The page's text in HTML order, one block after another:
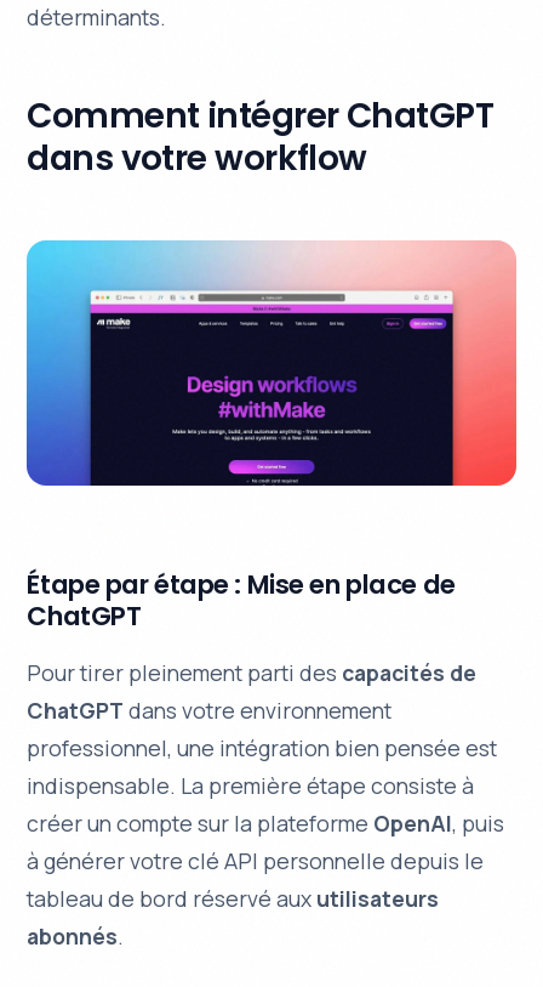
déterminants.
Comment intégrer ChatGPT
dans votre workflow
Étape par étape : Mise en place de
ChatGPT
Pour tirer pleinement parti des capacités de
ChatGPT dans votre environnement
professionnel, une intégration bien pensée est
indispensable. La première étape consiste à
créer un compte sur la plateforme OpenAI, puis
à générer votre clé API personnelle depuis le
tableau de bord réservé aux utilisateurs
abonnés.